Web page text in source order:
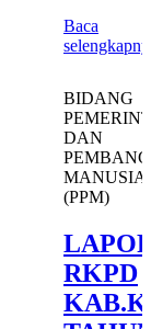
Baca
BIDANG
DAN
MANUSIA
(PPM)
RKPD